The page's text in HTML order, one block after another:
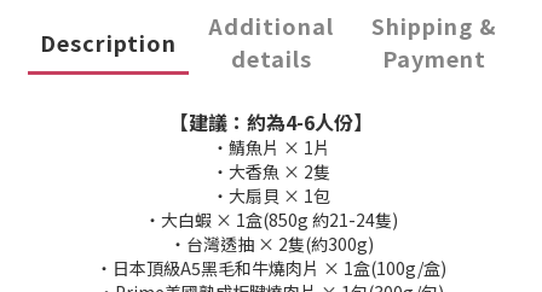
Description
Additional
details
Shipping &
Payment
【建議：約為4-6人份】
・鯖魚片 × 1片
・大香魚 × 2隻
・大扇貝 × 1包
・大白蝦 × 1盒(850g 約21-24隻)
・台灣透抽 × 2隻(約300g)
・日本頂級A5黑毛和牛燒肉片 × 1盒(100g/盒)